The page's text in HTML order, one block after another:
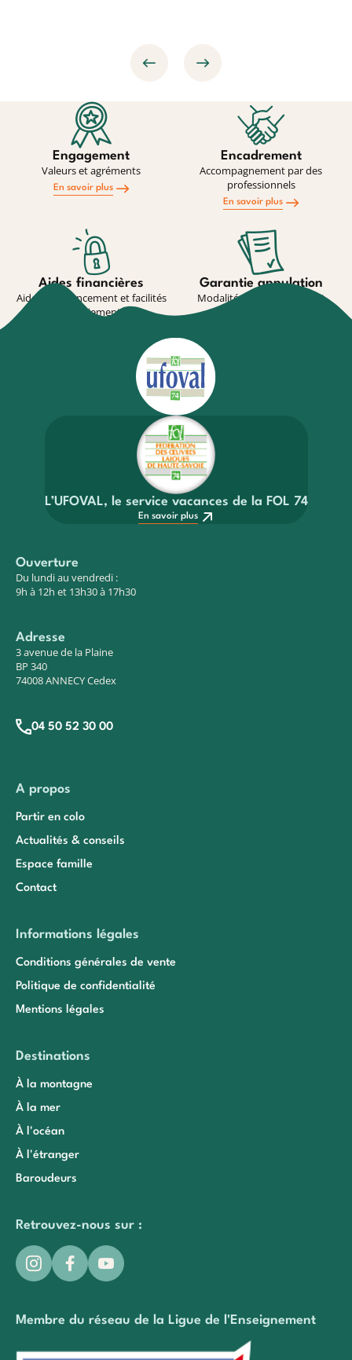
PrécédentSuivant
Engagement
Valeurs et agréments
En savoir plus
Encadrement
Accompagnement par des
professionnels
En savoir plus
Aides financières
Aides au financement et facilités
de paiement
Garantie annulation
Modalité de souscription et
L’UFOVAL, le service vacances de la FOL 74
En savoir plus
Ouverture
Du lundi au vendredi :
9h à 12h et 13h30 à 17h30
Adresse
3 avenue de la Plaine
BP 340
74008 ANNECY Cedex
04 50 52 30 00
A propos
Partir en colo
Actualités & conseils
Espace famille
Contact
Informations légales
Conditions générales de vente
Politique de confidentialité
Mentions légales
Destinations
À la montagne
À la mer
À l'océan
À l'étranger
Baroudeurs
Retrouvez-nous sur :
Membre du réseau de la Ligue de l'Enseignement